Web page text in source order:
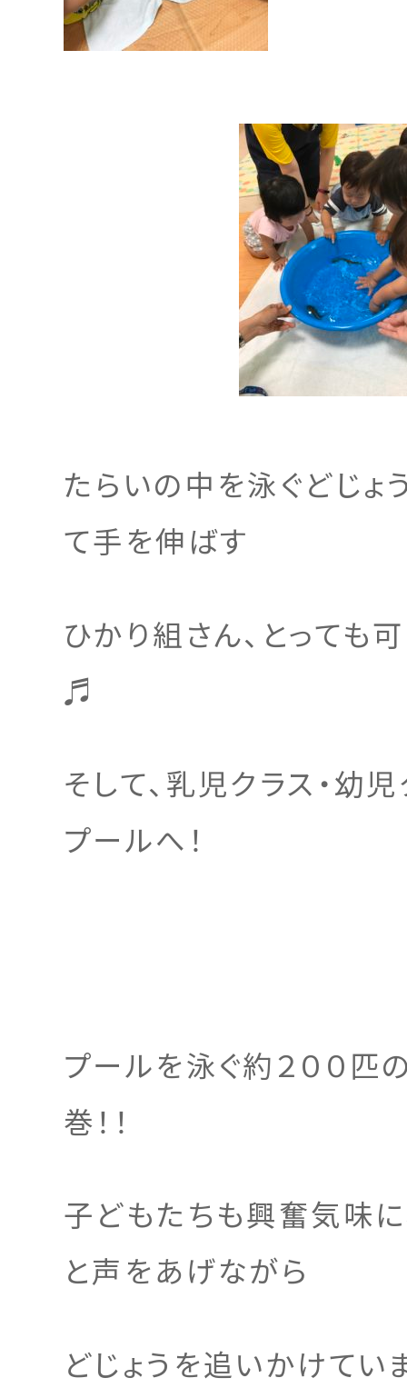
たらいの中を泳ぐどじょ
て手を伸ばす
ひかり組さん、とっても
♬
そして、乳児クラス・幼
プールへ！
プールを泳ぐ約２００匹
巻！！
子どもたちも興奮気味に
と声をあげながら
どじょうを追いかけてい